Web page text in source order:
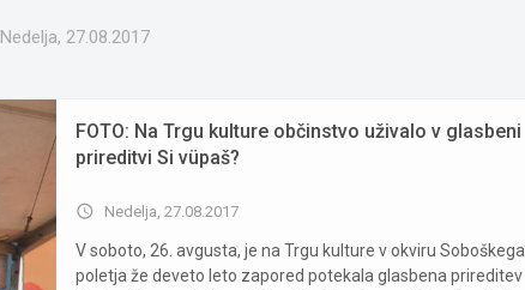
Nedelja, 27.08.2017
FOTO: Na Trgu kulture občinstvo uživalo v glasbeni
prireditvi Si vüpaš?
access_time Nedelja, 27.08.2017
V soboto, 26. avgusta, je na Trgu kulture v okviru Soboškega
poletja že deveto leto zapored potekala glasbena prireditev